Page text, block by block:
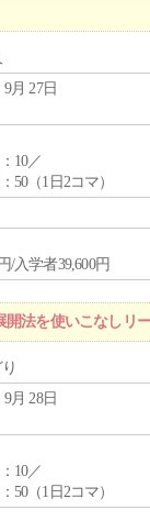
月 27日
10／
50（1日2コマ）
/入学者39,600円
法を使いこなしリ
月 28日
10／
50（1日2コマ）